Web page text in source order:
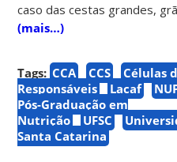
caso das cestas grandes,
(mais…)
Tags: CCA CCS
Células
Responsáveis
Lacaf
Pós-Graduação em
Nutrição
UFSC
Santa Catarina